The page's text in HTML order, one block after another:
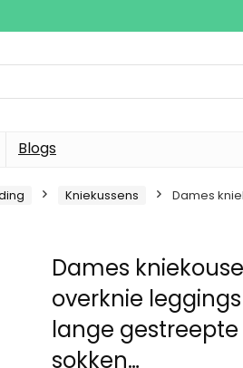
Blogs
Kniekussens
Dames
Dames
overknie
lange gestreepte
sokken…